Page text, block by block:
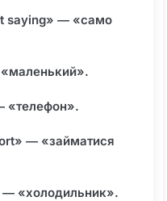
saying» ― «само
«телефон».
― «займатися
«холодильник».